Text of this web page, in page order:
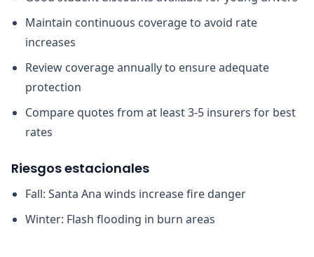
Maintain continuous coverage to avoid rate
increases
Review coverage annually to ensure adequate
protection
Compare quotes from at least 3-5 insurers for best
rates
Riesgos estacionales
Fall: Santa Ana winds increase fire danger
Winter: Flash flooding in burn areas